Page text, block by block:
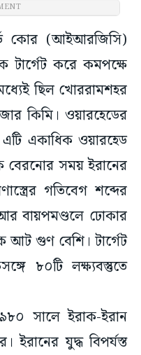
কোর (আইআরজিসি)
টার্গেট করে কমপক্ষে
ছিল খোররামশহর
কিমি। ওয়ারহেডের
একাধিক ওয়ারহেড
বেরনোর সময় ইরানের
গতিবেগ শব্দের
বায়পমণ্ডলে ঢোকার
গুণ বেশি। টার্গেট
৮০টি লক্ষ্যবস্তুতে
সালে ইরাক-ইরান
ইরানের যুদ্ধ বিপর্যস্ত